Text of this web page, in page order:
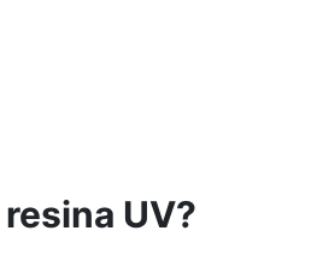
accende e si spegne
automaticamente per una
UV?